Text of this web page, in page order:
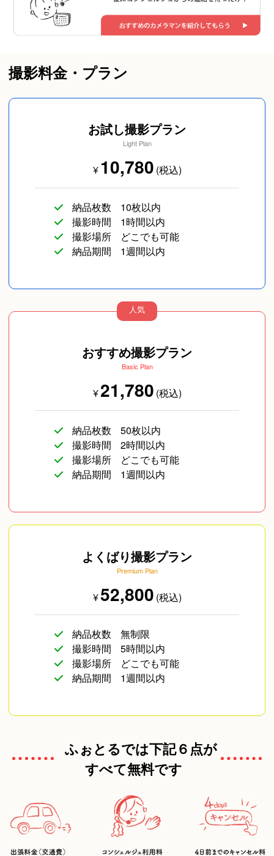
撮影料金・プラン
お試し撮影プラン
Light Plan
¥10,780 (税込)
納品枚数
10枚以内
撮影時間
1時間以内
撮影場所
どこでも可能
納品期間
1週間以内
人気
おすすめ撮影プラン
Basic Plan
¥21,780 (税込)
納品枚数
50枚以内
撮影時間
2時間以内
撮影場所
どこでも可能
納品期間
1週間以内
よくばり撮影プラン
Premium Plan
¥52,800 (税込)
納品枚数
無制限
撮影時間
5時間以内
撮影場所
どこでも可能
納品期間
1週間以内
ふぉとるでは下記６点が
すべて無料です